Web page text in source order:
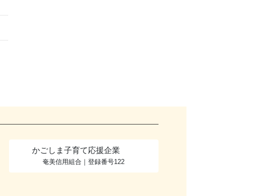
かごしま子育て応援企業
奄美信用組合｜登録番号122